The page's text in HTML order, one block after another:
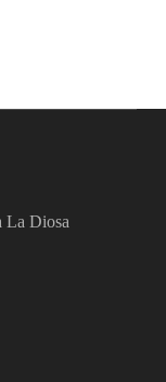
La Diosa